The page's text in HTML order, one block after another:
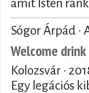
amit Isten
Sógor Árpád ·
Welcome drink
Kolozsvár ·
Egy legációs